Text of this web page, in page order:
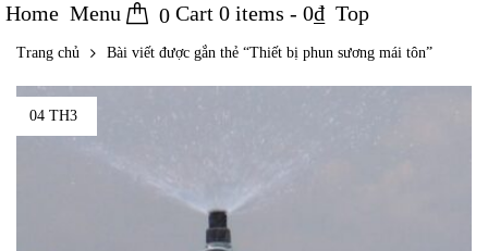
Home Menu 0 Cart 0 items - 0₫ Top
Trang chủ Bài viết được gắn thẻ “Thiết bị phun sương mái tôn”
04 TH3